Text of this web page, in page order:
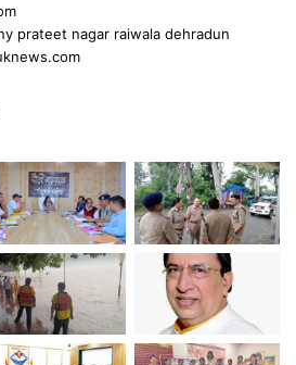
prateet nagar raiwala dehradun